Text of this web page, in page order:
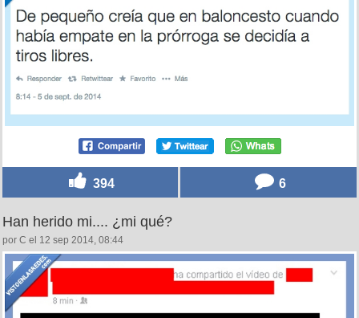
394 6
Han herido mi.... ¿mi qué?
por C el 12 sep 2014, 08:44